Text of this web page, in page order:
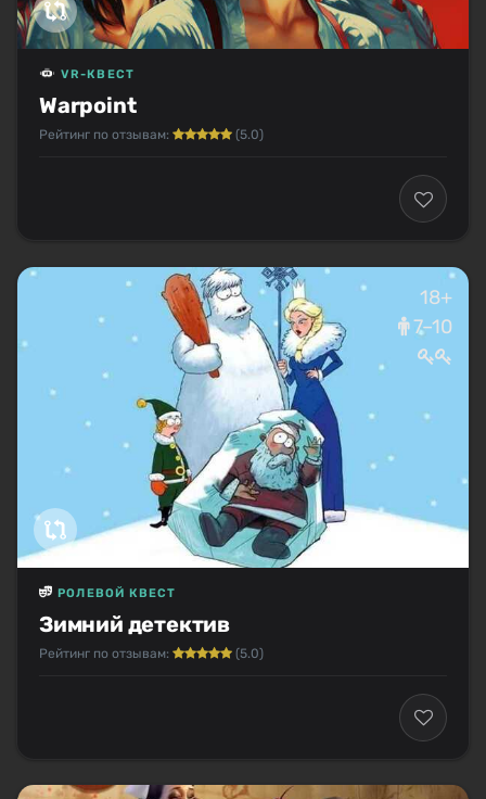
Warpoint
VR-КВЕСТ
Рейтинг по отзывам: (5.0)
18+
7–10
Зимний детектив
РОЛЕВОЙ КВЕСТ
Рейтинг по отзывам: (5.0)